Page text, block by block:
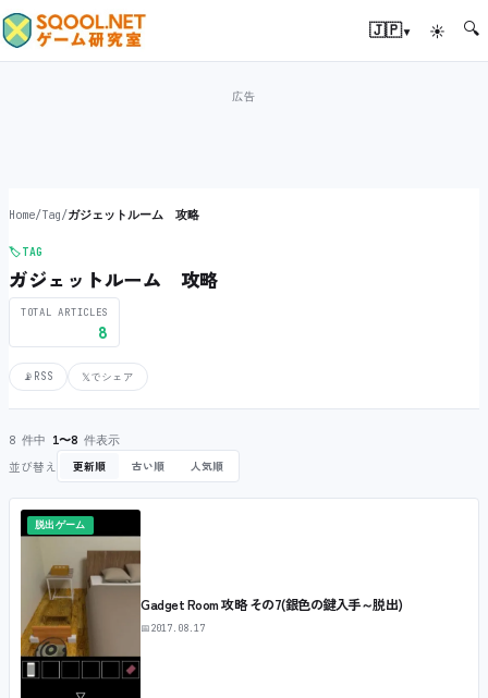
🇯🇵▾ ☀ 🔍
Home/Tag/ガジェットルーム 攻略
🏷️TAG
ガジェットルーム 攻略
TOTAL ARTICLES
8
📡 RSS 𝕏でシェア
8 件中 1〜8 件表示
並び替え 更新順 古い順 人気順
脱出ゲーム
Gadget Room 攻略 その7(銀色の鍵入手～脱出)
📅2017.08.17